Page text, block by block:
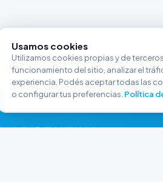
ARGENTINA
Usamos cookies
Utilizamos cookies propias y de
funcionamiento del sitio, analizar el
experiencia. Podés aceptar todas las
o configurar tus preferencias. Política